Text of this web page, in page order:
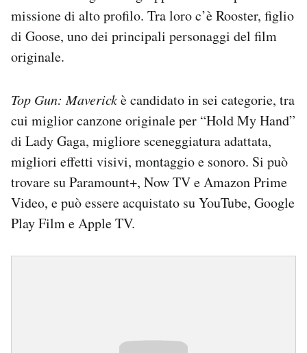
missione di alto profilo. Tra loro c’è Rooster, figlio
di Goose, uno dei principali personaggi del film
originale.
Top Gun: Maverickè candidato in sei categorie, tra
cui miglior canzone originale per “Hold My Hand”
di Lady Gaga, migliore sceneggiatura adattata,
migliori effetti visivi, montaggio e sonoro. Si può
trovare su Paramount+, Now TV e Amazon Prime
Video, e può essere acquistato su YouTube, Google
Play Film e Apple TV.